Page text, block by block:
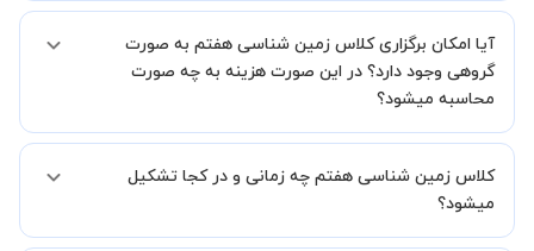
کنید.
آیا امکان برگزاری کلاس زمین شناسی هفتم به صورت
گروهی وجود دارد؟ در این صورت هزینه به چه صورت
محاسبه میشود؟
در صورتیکه مایل هستید کلاس ها را در کنار دوستان و یا آشنایان خود به
صورت گروهی برگزار کنید، این امکان وجود دارد. در این حالت، به ازای هر
کلاس زمین شناسی هفتم چه زمانی و در کجا تشکیل
میشود؟